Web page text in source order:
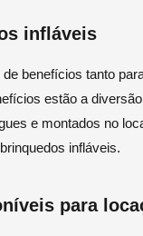
infláveis
benefícios tanto
estão a
e montados no
infláveis.
para